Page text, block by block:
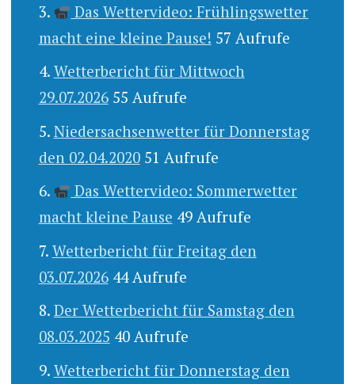
Das Wettervideo: Frühlingswetter
macht eine kleine Pause! 57 Aufrufe
Wetterbericht für Mittwoch
29.07.2026 55 Aufrufe
Niedersachsenwetter für Donnerstag
den 02.04.2020 51 Aufrufe
Das Wettervideo: Sommerwetter
macht kleine Pause 49 Aufrufe
Wetterbericht für Freitag den
03.07.2026 44 Aufrufe
Der Wetterbericht für Samstag den
08.03.2025 40 Aufrufe
Wetterbericht für Donnerstag den